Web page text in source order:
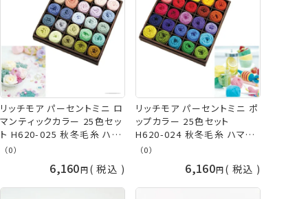
リッチモア パーセントミニ ロ
マンティックカラー 25色セッ
ト H620-025 秋冬毛糸 ハマ
（0）
6,160 税込
リッチモア パーセントミニ ポ
ップカラー 25色セット
H620-024 秋冬毛糸 ハマナ
カ hama 手芸の山久
（0）
6,160 税込